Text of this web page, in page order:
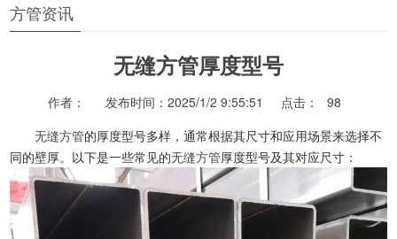
方管资讯
无缝方管厚度型号
作者： 发布时间：2025/1/2 9:55:51 点击：
98
无缝方管的厚度型号多样，通常根据其尺寸和应用场景来选择不
同的壁厚。以下是一些常见的无缝方管厚度型号及其对应尺寸：